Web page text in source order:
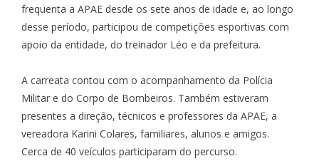
frequenta a APAE desde os sete anos de idade e, ao longo
desse período, participou de competições esportivas com
apoio da entidade, do treinador Léo e da prefeitura.
A carreata contou com o acompanhamento da Polícia
Militar e do Corpo de Bombeiros. Também estiveram
presentes a direção, técnicos e professores da APAE, a
vereadora Karini Colares, familiares, alunos e amigos.
Cerca de 40 veículos participaram do percurso.